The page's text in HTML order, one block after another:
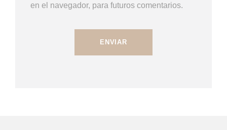
en el navegador, para futuros comentarios.